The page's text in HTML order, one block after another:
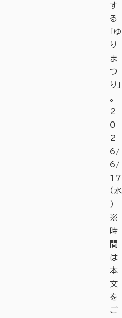
す
る
「ゆ
り
ま
つ
り」
。
2
0
2
6/
6/
17
（水
）
※
時
間
は
本
文
を
ご